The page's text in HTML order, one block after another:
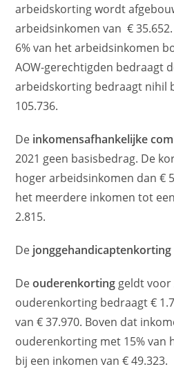
arbeidskorting wordt
arbeidsinkomen van €
6% van het arbeidsinkomen
AOW-gerechtigden bedraagt
arbeidskorting bedraagt nihil
105.736.
De inkomensafhankelijke
2021 geen basisbedrag. De
hoger arbeidsinkomen dan €
het meerdere inkomen tot
2.815.
De jonggehandicaptenkorting
Deouderenkorting geldt voor
ouderenkorting bedraagt €
van € 37.970. Boven dat
ouderenkorting met 15% van
bij een inkomen van € 49.323.